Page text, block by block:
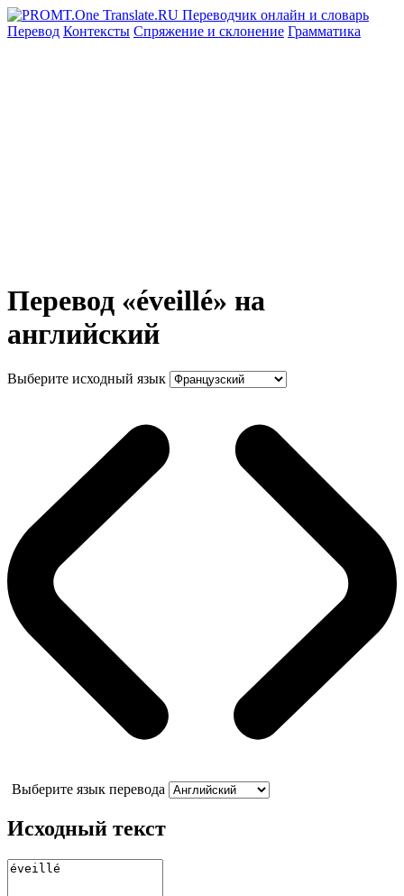
Перевод Контексты Спряжение и склонение Грамматика
Перевод «éveillé» на
английский
Выберите исходный язык
Выберите язык перевода
Исходный текст